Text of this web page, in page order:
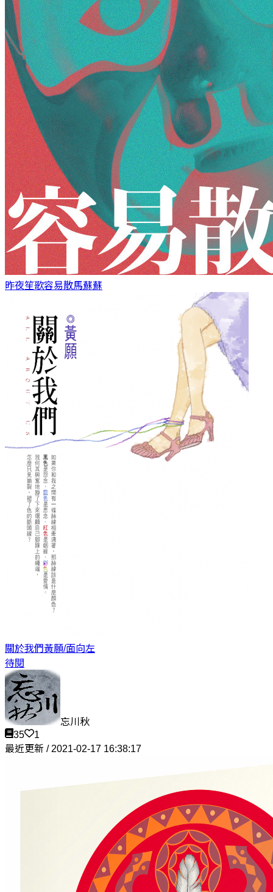
昨夜笙歌容易散馬蘇蘇
關於我們黃願/面向左
待閱
忘川秋
35
1
最近更新 / 2021-02-17 16:38:17